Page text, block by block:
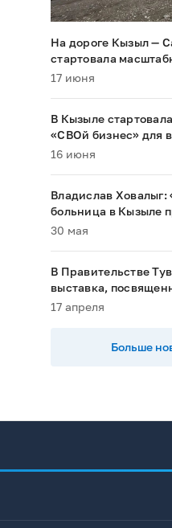
На дороге Кызыл —
стартовала
реконструкция
17 июня
В Кызыле
«СВОй бизнес» для
их семей
16 июня
Владислав Ховалыг:
больница в Кызыле
пациентов в 2028
30 мая
В Правительстве
выставка,
национальным
17 апреля
Больше